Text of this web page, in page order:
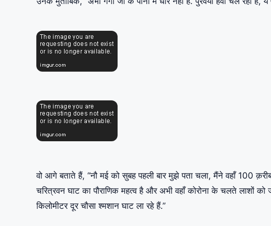
वो आगे बताते हैं, “नौ मई को सुबह पहली बार मुझे पता चला, मैंने वहाँ 100
चरित्रवन घाट का पौराणिक महत्व है और अभी वहाँ कोरोना के चलते लाशों
किलोमीटर दूर चौसा श्मशान घाट ला रहे हैं.”